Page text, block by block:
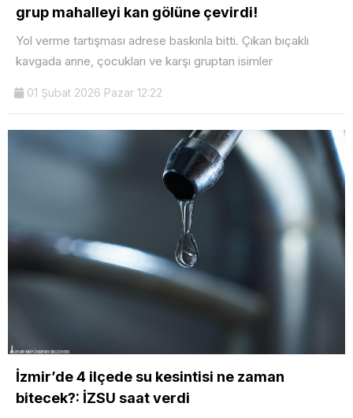
grup mahalleyi kan gölüne çevirdi!
Yol verme tartışması adrese baskınla bitti. Çıkan bıçaklı
kavgada anne, çocukları ve karşı gruptan isimler
01 Şubat 2026 Pazar 12:22
İzmir’de 4 ilçede su kesintisi ne zaman
bitecek?: İZSU saat verdi